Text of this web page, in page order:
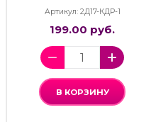
Артикул: 2Д17-КДР-1
199.00 руб.
В КОРЗИНУ